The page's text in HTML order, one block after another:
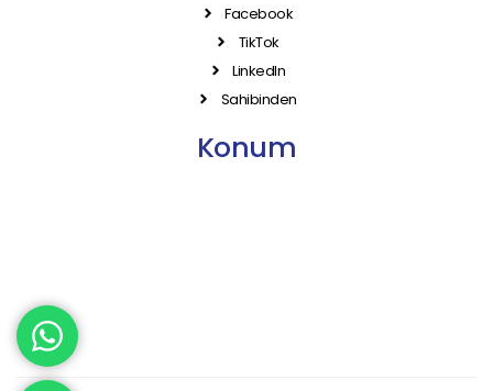
Facebook
TikTok
LinkedIn
Sahibinden
Konum